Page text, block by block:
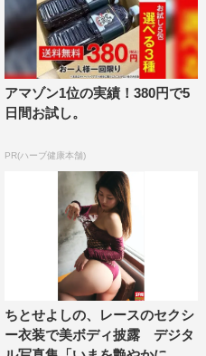
アマゾン1位の実績！380円で5
日間お試し。
PR(ハーブ健康本舗)
ちとせよしの、レースのセクシ
ー衣装で美ボディ披露 デジタ